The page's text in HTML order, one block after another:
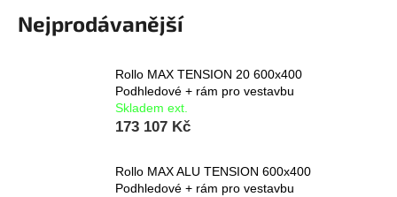
Nejprodávanější
Rollo MAX TENSION 20 600x400
Podhledové + rám pro vestavbu
Skladem ext.
173 107 Kč
Rollo MAX ALU TENSION 600x400
Podhledové + rám pro vestavbu
HLEDAT